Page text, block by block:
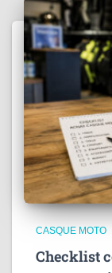
CASQUE MOTO
Checklist